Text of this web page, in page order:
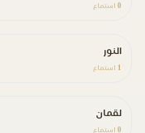
0 استماع
النور
1 استماع
لقمان
0 استماع